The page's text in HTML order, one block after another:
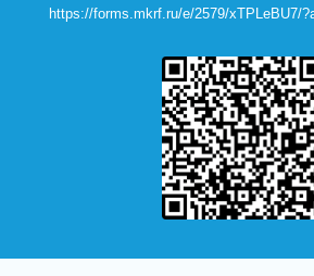
https://forms.mkrf.ru/e/2579/xTPLeBU7/